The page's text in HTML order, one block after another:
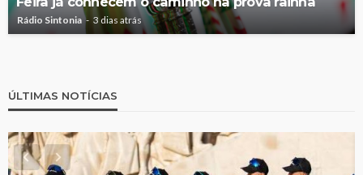
Rádio Sintonia 3 dias atrás
ÚLTIMAS NOTÍCIAS